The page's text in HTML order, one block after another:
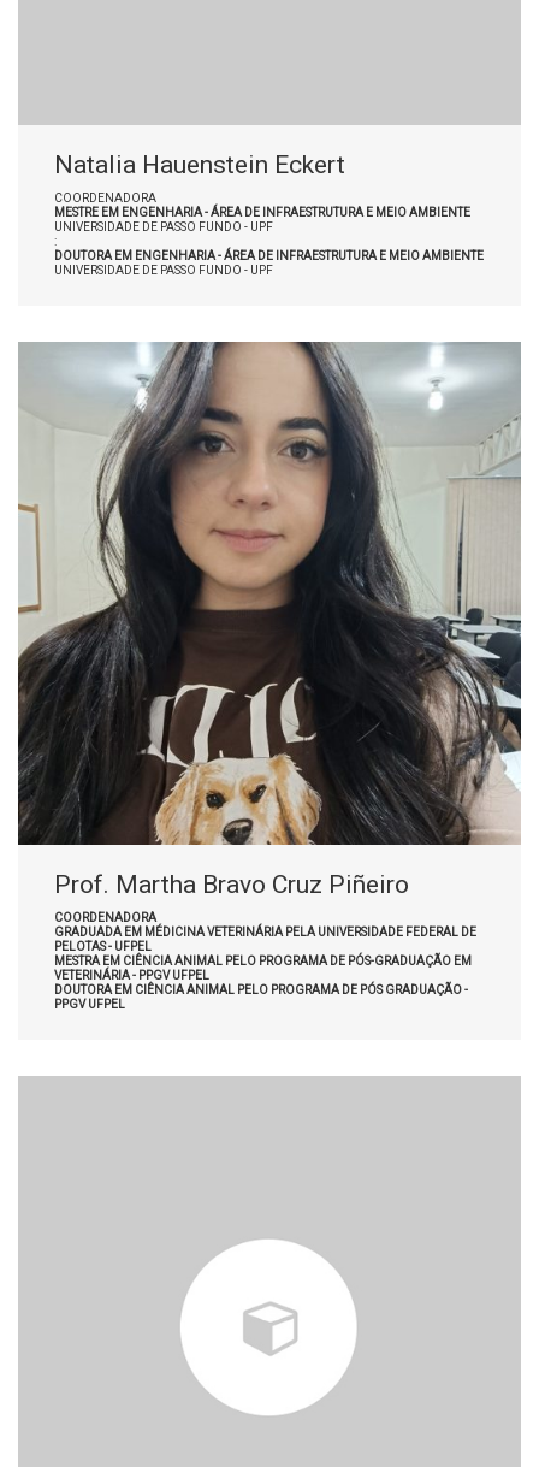
Natalia Hauenstein Eckert
COORDENADORA
MESTRE EM ENGENHARIA - ÁREA DE INFRAESTRUTURA E MEIO AMBIENTE
UNIVERSIDADE DE PASSO FUNDO - UPF
:
DOUTORA EM ENGENHARIA - ÁREA DE INFRAESTRUTURA E MEIO AMBIENTE
UNIVERSIDADE DE PASSO FUNDO - UPF
Prof. Martha Bravo Cruz Piñeiro
COORDENADORA
GRADUADA EM MÉDICINA VETERINÁRIA PELA UNIVERSIDADE FEDERAL DE
PELOTAS - UFPEL
MESTRA EM CIÊNCIA ANIMAL PELO PROGRAMA DE PÓS-GRADUAÇÃO EM
VETERINÁRIA - PPGV UFPEL
DOUTORA EM CIÊNCIA ANIMAL PELO PROGRAMA DE PÓS GRADUAÇÃO -
PPGV UFPEL